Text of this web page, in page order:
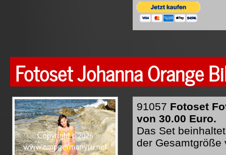
Fotoset Johanna Orange
91057 Fotoset
von 30.00 Euro.
Das Set
der Gesamtgröße